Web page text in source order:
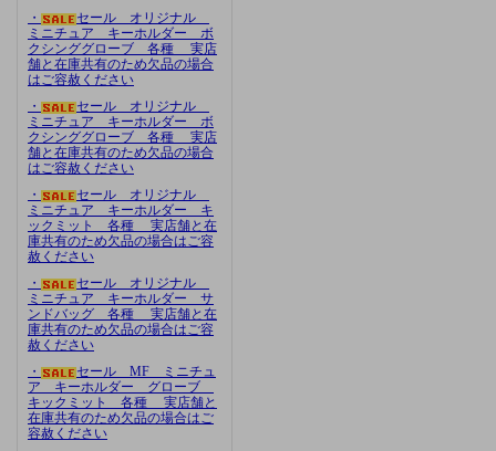
・
セール オリジナル
ミニチュア キーホルダー ボ
クシンググローブ 各種 実店
舗と在庫共有のため欠品の場合
はご容赦ください
・
セール オリジナル
ミニチュア キーホルダー ボ
クシンググローブ 各種 実店
舗と在庫共有のため欠品の場合
はご容赦ください
・
セール オリジナル
ミニチュア キーホルダー キ
ックミット 各種 実店舗と在
庫共有のため欠品の場合はご容
赦ください
・
セール オリジナル
ミニチュア キーホルダー サ
ンドバッグ 各種 実店舗と在
庫共有のため欠品の場合はご容
赦ください
・
セール MF ミニチュ
ア キーホルダー グローブ
キックミット 各種 実店舗と
在庫共有のため欠品の場合はご
容赦ください